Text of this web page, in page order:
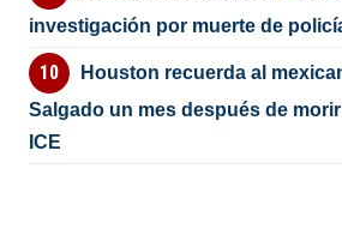
investigación por muerte de
Houston recuerda al
Salgado un mes después de
ICE